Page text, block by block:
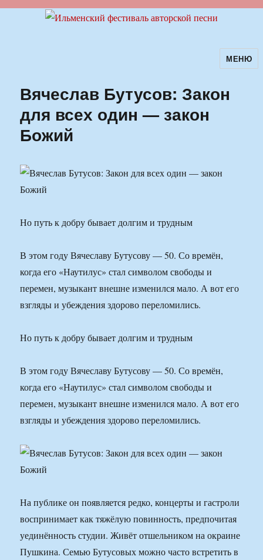
Ильменский фестиваль авторскойМЕНЮ
Вячеслав Бутусов: Закон
для всех один — закон
Божий
Но путь к добру бывает долгим и трудным
В этом году Вячеславу Бутусову — 50. Со времён,
когда его «Наутилус» стал символом свободы и
перемен, музыкант внешне изменился мало. А вот его
взгляды и убеждения здорово переломились.
Но путь к добру бывает долгим и трудным
В этом году Вячеславу Бутусову — 50. Со времён,
когда его «Наутилус» стал символом свободы и
перемен, музыкант внешне изменился мало. А вот его
взгляды и убеждения здорово переломились.
На публике он появляется редко, концерты и гастроли
воспринимает как тяжёлую повинность, предпочитая
уединённость студии. Живёт отшельником на окраине
Пушкина. Семью Бутусовых можно часто встретить в